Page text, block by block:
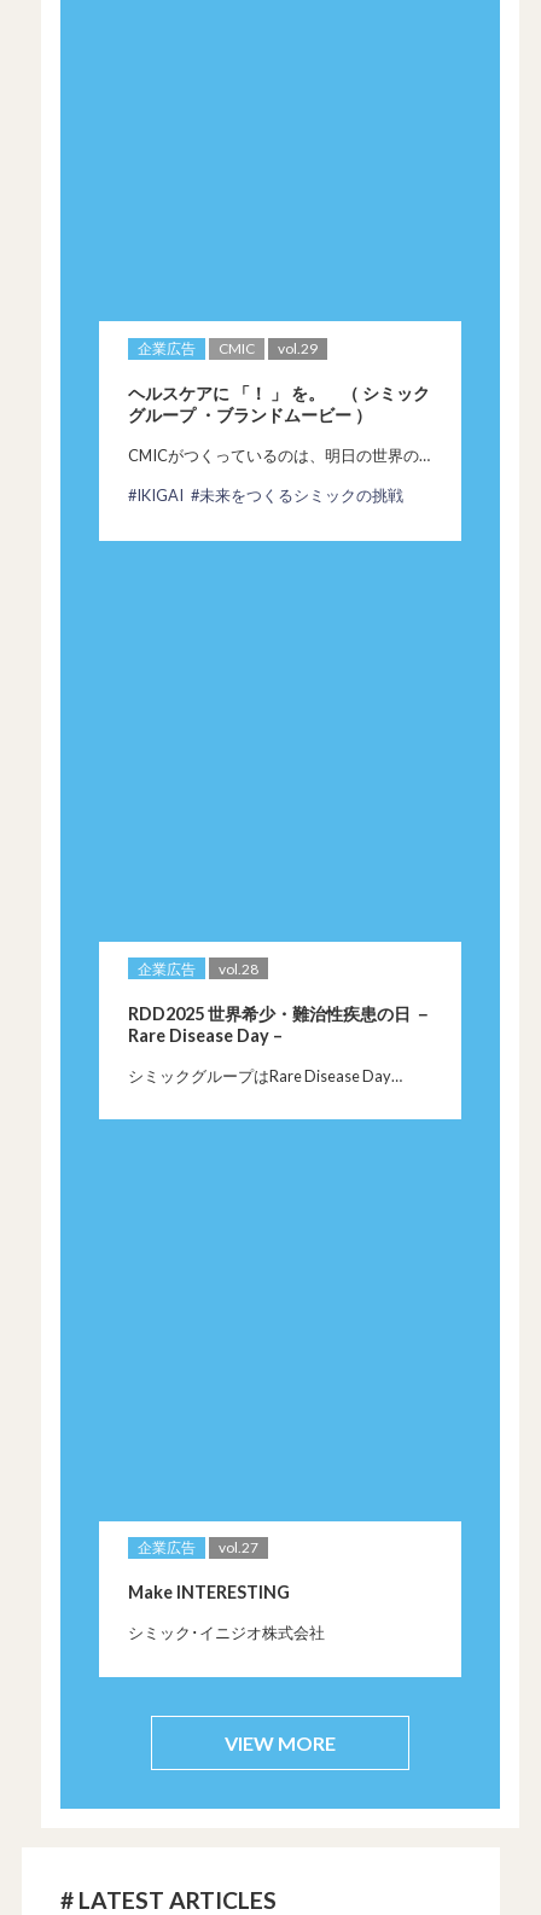
企業広告 CMIC vol.29
ヘルスケアに 「！ 」 を。 （ シミック
グループ ・ブランドムービー ）
CMICがつくっているのは、明日の世界の
#IKIGAI #未来をつくるシミックの挑戦
企業広告 vol.28
RDD2025 世界希少・難治性疾患の日 －
Rare Disease Day –
シミックグループはRare Disease Day
企業広告 vol.27
Make INTERESTING
シミック･イニジオ株式会社
VIEW MORE
# LATEST ARTICLES